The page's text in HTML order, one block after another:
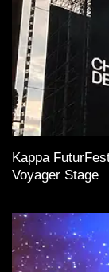
Kappa
Voyager Stage